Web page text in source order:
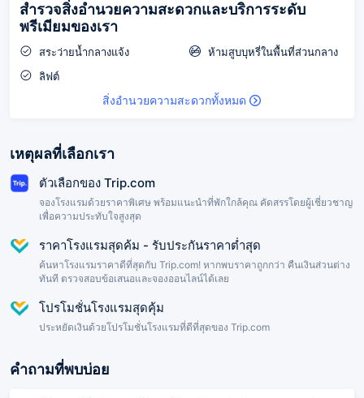
สำรวจสิ่งอำนวยความสะดวกและบริการระดับ
พรีเมียมของเรา
สระว่ายน้ำกลางแจ้ง
ห้ามสูบบุหรี่ในพื้นที่ส่วนกลาง
ลิฟต์
สิ่งอำนวยความสะดวกทั้งหมด
เหตุผลที่เลือกเรา
ตัวเลือกของ Trip.com
จองโรงแรมด้วยราคาพิเศษ พร้อมแนะนำที่พักใกล้คุณ คัดสรรโดยผู้เชี่ยวชาญ
เพื่อความประทับใจสูงสุด
ราคาโรงแรมสุดค้ม - รับประกันราคาต่ำสุด
ค้นหาโรงแรมราคาดีที่สุดกับ Trip.com! หากพบราคาถูกกว่า คืนเงินส่วนต่าง
ทันที ตรวจสอบข้อเสนอและจองออนไลน์ได้เลย
โปรโมชั่นโรงแรมสุดคุ้ม
ประหยัดเงินด้วยโปรโมชั่นโรงแรมที่ดีที่สุดของ Trip.com
คำถามที่พบบ่อย